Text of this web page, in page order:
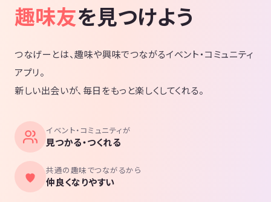
趣味友を見つけよう
つなげーとは、趣味や興味でつながるイベント・コミュニティ
アプリ。
新しい出会いが、毎日をもっと楽しくしてくれる。
イベント・コミュニティが
見つかる・つくれる
共通の趣味でつながるから
仲良くなりやすい